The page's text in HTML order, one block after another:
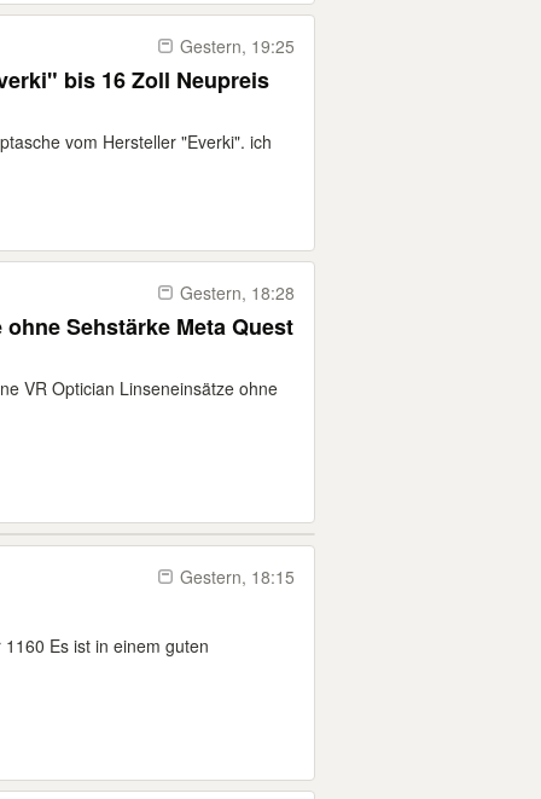
Gestern, 19:25
bis 16 Zoll Neupreis
vom Hersteller "Everki". ich
Gestern, 18:28
Sehstärke Meta Quest
VR Optician Linseneinsätze ohne
Gestern, 18:15
Es ist in einem guten